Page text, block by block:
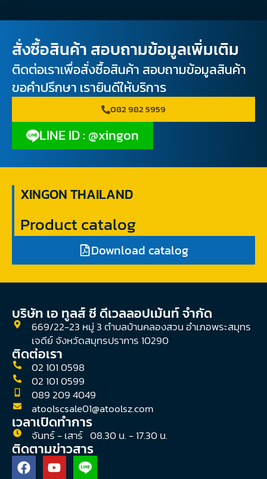
สั่งซื้อสินค้า สอบถามข้อมูลเพิ่มเติม
ติดต่อเราเพื่อสั่งซื้อสินค้า สอบถามข้อมูลสินค้า
ขอคำปรึกษา เรายินดีให้บริการ
082 982 5959
LINE ID : @xingon
XINGON THAILAND
Product catalog
Download catalog
บริษัท เอ ทูลส์ ซี ดีเวลลอปเม้นท์ จํากัด
669/22-23 หมู่ 3 ตำบลบ้านคลองสวน อำเภอพระสมุทร
เจดีย์ จังหวัดสมุทรปราการ 10290
ติดต่อเรา
02 101 0598
02 101 0599
089 209 4049
atoolscsale01@atoolsz.com
เวลาเปิดทำการ
จันทร์ - เสาร์ 08.30 น. - 17.30 น.
ติดตามข่าวสาร
F
a
Y
o